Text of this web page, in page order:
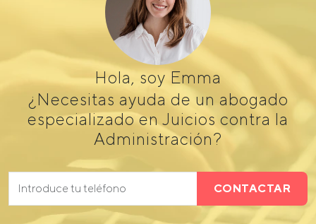
Hola, soy Emma
¿Necesitas ayuda de un abogado
especializado en Juicios contra la
Administración?
CONTACTAR